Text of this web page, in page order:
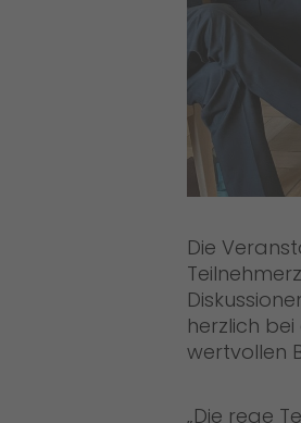
Die
herzlich
wertvollen
Die rege